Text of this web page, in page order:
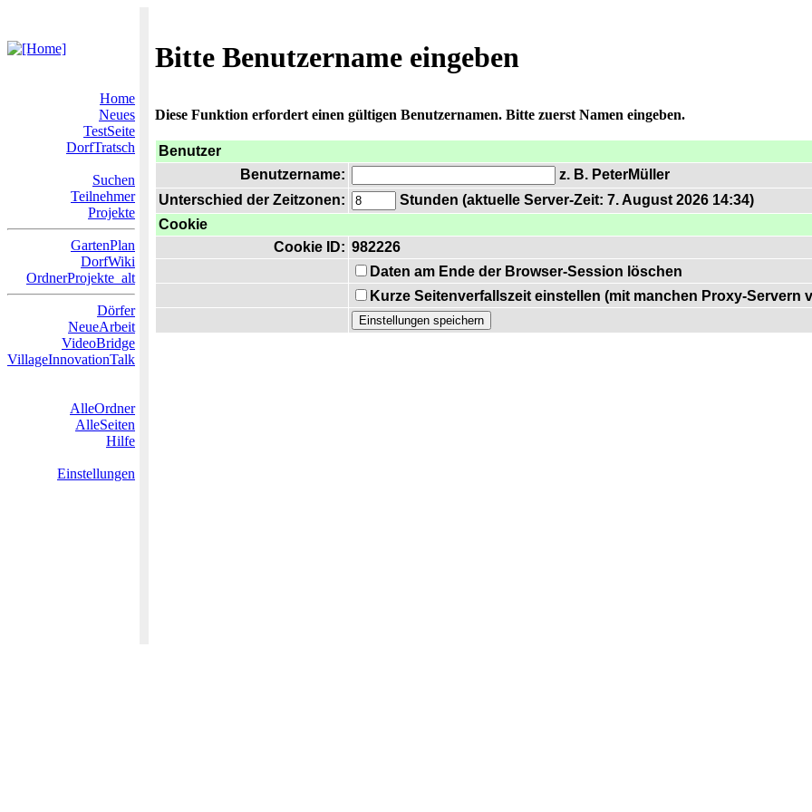
Bitte Benutzername eingeben
Home
Neues
TestSeite
DorfTratsch
Suchen
Teilnehmer
Projekte
GartenPlan
DorfWiki
OrdnerProjekte_alt
Dörfer
NeueArbeit
VideoBridge
VillageInnovationTalk
AlleOrdner
AlleSeiten
Hilfe
Einstellungen
Diese Funktion erfordert einen gültigen Benutzernamen. Bitte zuerst Namen eingeben.
Benutzer
Benutzername:
z. B. PeterMüller
Unterschied der Zeitzonen:
Stunden (aktuelle Server-Zeit: 7. August 2026 14:34)
Cookie
Cookie ID: 982226
Daten am Ende der Browser-Session löschen
Kurze Seitenverfallszeit einstellen (mit manchen Proxy-Servern